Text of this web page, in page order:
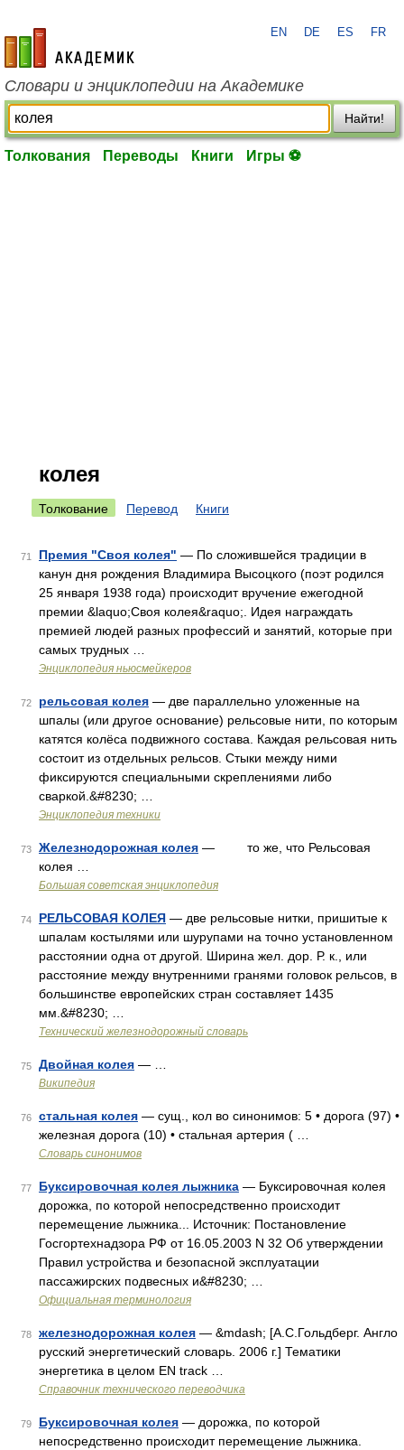
academic.ru
EN DE ES FR
Словари и энциклопедии на Академике
Найти!
Толкования Переводы Книги Игры ⚽
колея
Толкование Перевод Книги
71 Премия "Своя колея" — По сложившейся традиции в
канун дня рождения Владимира Высоцкого (поэт родился
25 января 1938 года) происходит вручение ежегодной
премии &laquo;Своя колея&raquo;. Идея награждать
премией людей разных профессий и занятий, которые при
самых трудных …
Энциклопедия ньюсмейкеров
72 рельсовая колея — две параллельно уложенные на
шпалы (или другое основание) рельсовые нити, по которым
катятся колёса подвижного состава. Каждая рельсовая нить
состоит из отдельных рельсов. Стыки между ними
фиксируются специальными скреплениями либо
сваркой.&#8230; …
Энциклопедия техники
73 Железнодорожная колея — то же, что Рельсовая
колея …
Большая советская энциклопедия
74 РЕЛЬСОВАЯ КОЛЕЯ — две рельсовые нитки, пришитые к
шпалам костылями или шурупами на точно установленном
расстоянии одна от другой. Ширина жел. дор. Р. к., или
расстояние между внутренними гранями головок рельсов, в
большинстве европейских стран составляет 1435
мм.&#8230; …
Технический железнодорожный словарь
75 Двойная колея — …
Википедия
76 стальная колея — сущ., кол во синонимов: 5 • дорога (97) •
железная дорога (10) • стальная артерия ( …
Словарь синонимов
77 Буксировочная колея лыжника — Буксировочная колея
дорожка, по которой непосредственно происходит
перемещение лыжника... Источник: Постановление
Госгортехнадзора РФ от 16.05.2003 N 32 Об утверждении
Правил устройства и безопасной эксплуатации
пассажирских подвесных и&#8230; …
Официальная терминология
78 железнодорожная колея — &mdash; [А.С.Гольдберг. Англо
русский энергетический словарь. 2006 г.] Тематики
энергетика в целом EN track …
Справочник технического переводчика
79 Буксировочная колея — дорожка, по которой
непосредственно происходит перемещение лыжника.